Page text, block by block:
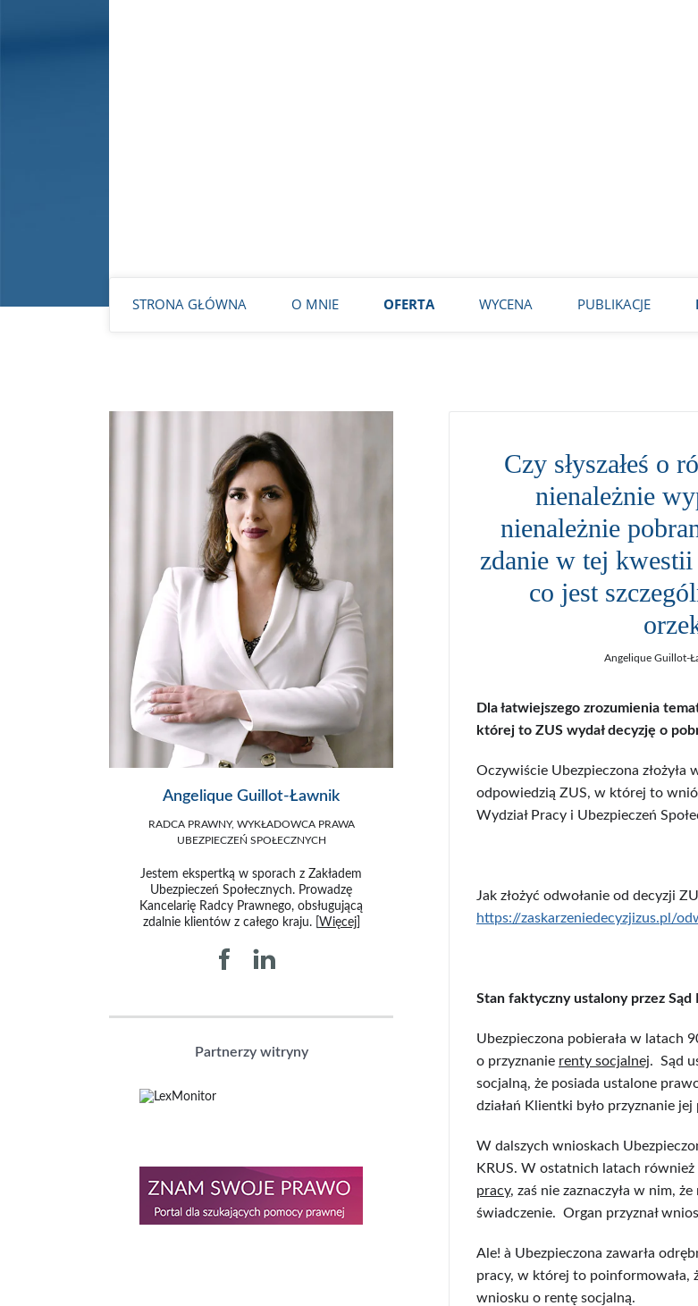
STRONA GŁÓWNA O MNIE OFERTA WYCENA PUBLIKACJE
Czy słyszałeś o
nienależnie
nienależnie
zdanie w tej
co jest
Angelique Guillot-
Dla łatwiejszego zrozumienia
której to ZUS wydał decyzję o
Oczywiście Ubezpieczona
odpowiedzią ZUS, w której to
Wydział Pracy i Ubezpieczeń
Jak złożyć odwołanie od decyzji
https://zaskarzeniedecyzjizus.pl/
Stan faktyczny ustalony przez Sąd
Ubezpieczona pobierała w latach
o przyznanie renty socjalnej. Sąd
socjalną, że posiada ustalone
działań Klientki było przyznanie jej
W dalszych wnioskach
KRUS. W ostatnich latach również
pracy, zaś nie zaznaczyła w nim,
świadczenie. Organ przyznał
Ale! à Ubezpieczona zawarła
pracy, w której to poinformowała,
wniosku o rentę socjalną.
Angelique Guillot-Ławnik
RADCA PRAWNY, WYKŁADOWCA PRAWA
UBEZPIECZEŃ SPOŁECZNYCH
Jestem ekspertką w sporach z Zakładem
Ubezpieczeń Społecznych. Prowadzę
Kancelarię Radcy Prawnego, obsługującą
zdalnie klientów z całego kraju. [
Więcej]
Partnerzy witryny